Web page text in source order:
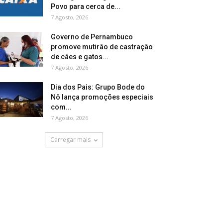
Povo para cerca de...
7 Agosto, 2026
Governo de Pernambuco
promove mutirão de castração
de cães e gatos...
7 Agosto, 2026
Dia dos Pais: Grupo Bode do
Nô lança promoções especiais
com...
7 Agosto, 2026
Carregar mais